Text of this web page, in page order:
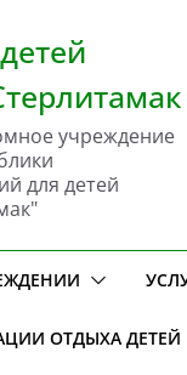
учреждение
для детей
ОТДЫХА